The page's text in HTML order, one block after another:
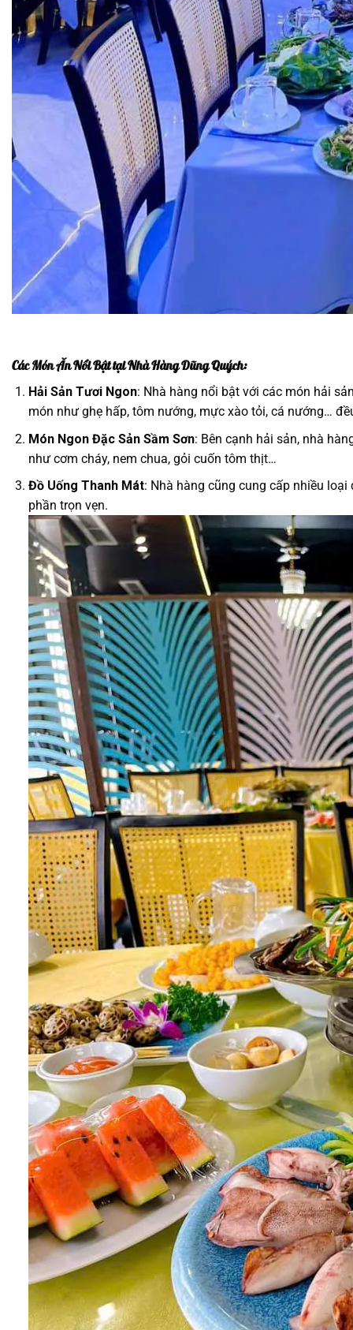
Các Món Ăn Nổi Bật tại Nhà Hàng Dũng Quých:
Hải Sản Tươi Ngon: Nhà hàng nổi bật với các món hải
món như ghẹ hấp, tôm nướng, mực xào tỏi, cá nướng…
Món Ngon Đặc Sản Sầm Sơn: Bên cạnh hải sản, nhà
như cơm cháy, nem chua, gỏi cuốn tôm thịt…
Đồ Uống Thanh Mát: Nhà hàng cũng cung cấp nhiều
phần trọn vẹn.